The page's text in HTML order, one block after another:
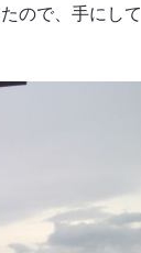
ので、手にして